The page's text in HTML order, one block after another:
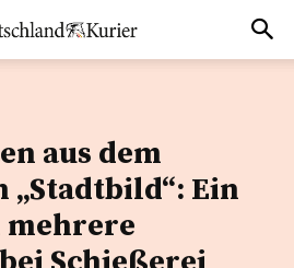
aus dem
„Stadtbild“: Ein
mehrere